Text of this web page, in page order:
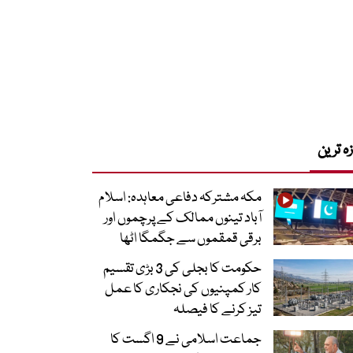
ترین
مکہ مشترکہ دفاعی معاہدہ: اسلام
آباد تینوں ممالک کے پرچموں اور
برقی قمقموں سے جگمگا اٹھا
حکومت کا بجلی کی 3 بڑی تقسیم
کار کمپنیوں کی نجکاری کا عمل
تیز کرنے کا فیصلہ
جماعت اسلامی نے 9 اگست کا